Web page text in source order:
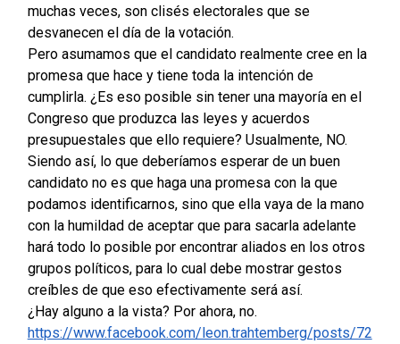
muchas veces, son clisés electorales que se
desvanecen el día de la votación.
Pero asumamos que el candidato realmente cree en la
promesa que hace y tiene toda la intención de
cumplirla. ¿Es eso posible sin tener una mayoría en el
Congreso que produzca las leyes y acuerdos
presupuestales que ello requiere? Usualmente, NO.
Siendo así, lo que deberíamos esperar de un buen
candidato no es que haga una promesa con la que
podamos identificarnos, sino que ella vaya de la mano
con la humildad de aceptar que para sacarla adelante
hará todo lo posible por encontrar aliados en los otros
grupos políticos, para lo cual debe mostrar gestos
creíbles de que eso efectivamente será así.
¿Hay alguno a la vista? Por ahora, no.
https://www.facebook.com/leon.trahtemberg/posts/72